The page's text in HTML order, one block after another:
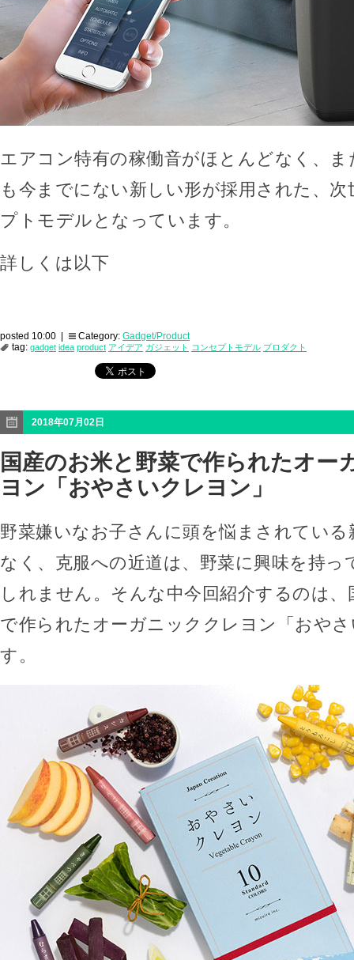
エアコン特有の稼働音がほとんどなく、
も今までにない新しい形が採用された、
プトモデルとなっています。
詳しくは以下
posted 10:00 | Category: Gadget/Product
tag: gadget idea product アイデア ガジェット コンセプトモデル プロダクト
2018年07月02日
国産のお米と野菜で作られたオー
ヨン「おやさいクレヨン」
野菜嫌いなお子さんに頭を悩まされてい
なく、克服への近道は、野菜に興味を持っ
しれません。そんな中今回紹介するのは、
で作られたオーガニッククレヨン「おや
す。